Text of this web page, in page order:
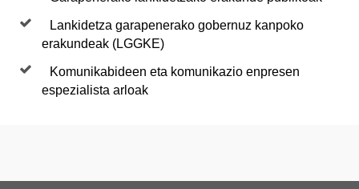
Lankidetza garapenerako gobernuz kanpoko
erakundeak (LGGKE)
Komunikabideen eta komunikazio enpresen
espezialista arloak